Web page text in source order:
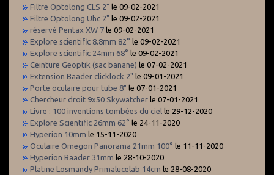
Filtre Optolong CLS 2" le 09-02-2021
Filtre Optolong Uhc 2" le 09-02-2021
réservé Pentax XW 7 le 09-02-2021
Explore scientific 8.8mm 82° le 09-02-2021
Explore scientific 24mm 68° le 09-02-2021
Ceinture Geoptik (sac banane) le 07-02-2021
Extension Baader clicklock 2" le 09-01-2021
Porte oculaire pour tube 8" le 07-01-2021
Chercheur droit 9x50 Skywatcher le 07-01-2021
Livre : 100 inventions tombées du ciel le 29-12-2020
Explore Scientific 26mm 62° le 24-11-2020
Hyperion 10mm le 15-11-2020
Oculaire Omegon Panorama 21mm 100° le 11-11-2020
Hyperion Baader 31mm le 28-10-2020
Platine Losmandy Primalucelab 14cm le 28-08-2020